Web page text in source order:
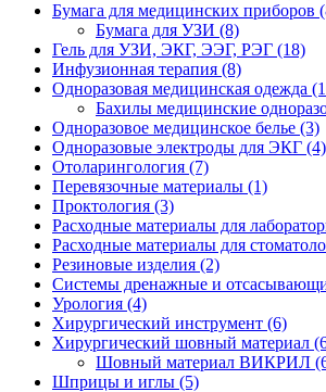
Бумага для медицинских приборов
Бумага для УЗИ (8)
Гель для УЗИ, ЭКГ, ЭЭГ, РЭГ (18)
Инфузионная терапия (8)
Одноразовая медицинская одежда
Бахилы медицинские
Одноразовое медицинское белье (3)
Одноразовые электроды для ЭКГ (4)
Отоларингология (7)
Перевязочные материалы (1)
Проктология (3)
Расходные материалы для
Расходные материалы для
Резиновые изделия (2)
Системы дренажные и
Урология (4)
Хирургический инструмент (6)
Хирургический шовный материал
Шовный материал ВИКРИЛ
Шприцы и иглы (5)